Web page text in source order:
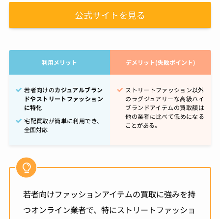
公式サイトを見る
利用メリット デメリット(失敗ポイント)
若者向けのカジュアルブラン
ドやストリートファッション
に特化
宅配買取が簡単に利用でき、
全国対応
ストリートファッション以外
のラグジュアリーな高級ハイ
ブランドアイテムの買取額は
他の業者に比べて低めになる
ことがある。
若者向けファッションアイテムの買取に強みを持
つオンライン業者で、特にストリートファッショ